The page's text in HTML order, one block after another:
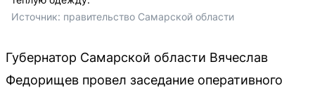
Источник: правительство Самарской области
Губернатор Самарской области Вячеслав
Федорищев провел заседание оперативного